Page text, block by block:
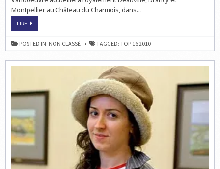
Montpellier au Château du Charmois, dans…
LIREECHECS
ELITE
:
LE
TOP
POSTED IN: NON CLASSÉ TAGGED:TOP 16 2010